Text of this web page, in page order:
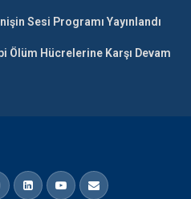
Sesi Programı Yayınlandı
Ölüm Hücrelerine Karşı Devam